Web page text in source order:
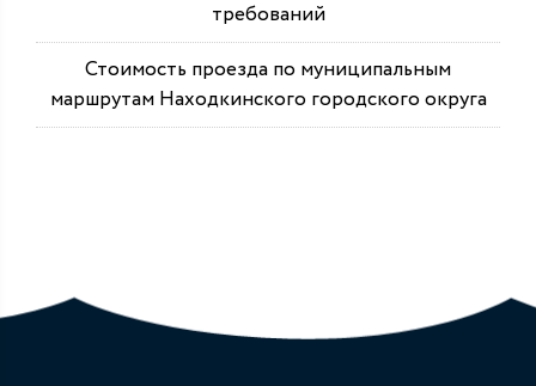
требований
Стоимость проезда по муниципальным
маршрутам Находкинского городского округа